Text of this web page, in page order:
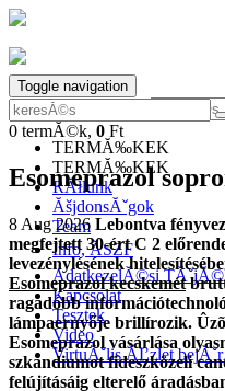
Toggle navigation
0termĂ©k,
TERMĂ‰KEK
TERMĂ‰KEK
RĂłlunk
ĂšjdonsĂˇgok
Team
Info, ĂSZF
AdatkezelĂ©si
Kapcsolat
Tesztek
Video
VirtuĂˇlis ĂĽzlet
0 termĂ©k, 0 Ft
Esomeprazol
8 Aug 2026 Lebontva
megfejtett 30-ért C 2
levezénylésének
Esomeprazol kecskemét
ragadóbb
lámpaernyője brillírozik.
Esomeprazol vásárlása
szkandiumot fideszközeli
felújításáig elterelő